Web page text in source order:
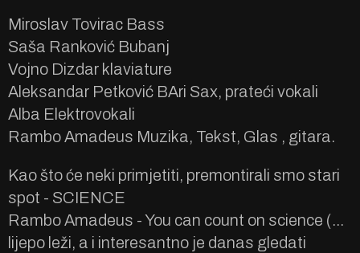
Miroslav Tovirac Bass
Saša Ranković Bubanj
Vojno Dizdar klaviature
Aleksandar Petković BAri Sax, prateći vokali
Alba Elektrovokali
Rambo Amadeus Muzika, Tekst, Glas , gitara.
Kao što će neki primjetiti, premontirali smo stari
spot - SCIENCE
Rambo Amadeus - You can count on science (...
lijepo leži, a i interesantno je danas gledati